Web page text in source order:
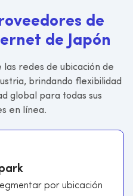
oveedores de
ernet de apón
las redes de ubicación de
brindando flexibilidad
global para todas sus
en línea.
por ubicación